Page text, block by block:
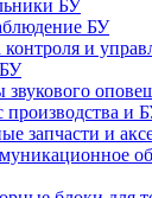
БУ
БУ
и
звукового
производства и
запчасти и